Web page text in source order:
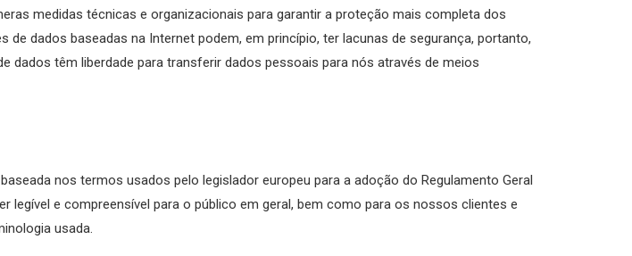
medidas técnicas e organizacionais para garantir a proteção mais completa dos
dados baseadas na Internet podem, em princípio, ter lacunas de segurança, portanto,
têm liberdade para transferir dados pessoais para nós através de meios
nos termos usados pelo legislador europeu para a adoção do Regulamento Geral
legível e compreensível para o público em geral, bem como para os nossos clientes e
usada.